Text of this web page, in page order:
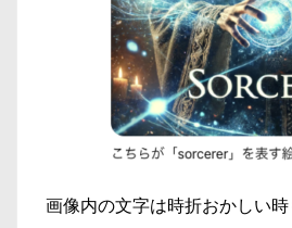
画像内の文字は時折おかしい時